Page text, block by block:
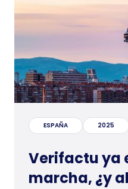
ESPAÑA 2025
Verifactu ya
marcha, ¿y